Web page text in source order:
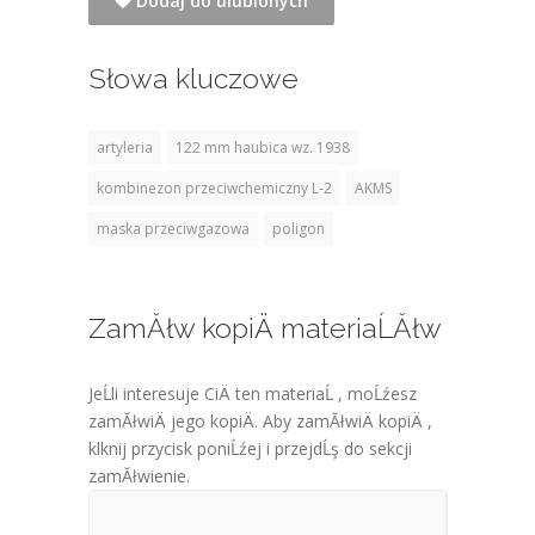
Słowa kluczowe
artyleria
122 mm haubica wz. 1938
kombinezon przeciwchemiczny L-2
AKMS
maska przeciwgazowa
poligon
ZamĂłw kopiÄ materiaĹĂłw
JeĹli interesuje CiÄ ten materiaĹ , moĹźesz
zamĂłwiÄ jego kopiÄ. Aby zamĂłwiÄ kopiÄ ,
klknij przycisk poniĹźej i przejdĹş do sekcji
zamĂłwienie.